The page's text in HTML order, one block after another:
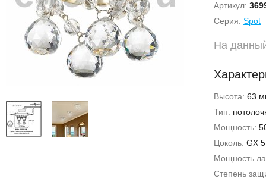
Артикул:
Серия: Spot
На
Высота: 63
Тип:
Мощность:
Цоколь: GX
Мощность
Степень